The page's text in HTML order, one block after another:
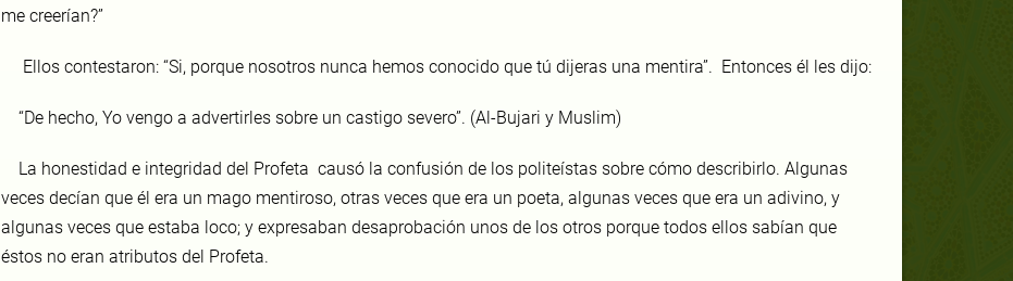
me creerían?”
Ellos contestaron: “Si, porque nosotros nunca hemos conocido que tú dijeras una mentira”. Entonces él les dijo:
“De hecho, Yo vengo a advertirles sobre un castigo severo”. (Al-Bujari y Muslim)
La honestidad e integridad del Profeta causó la confusión de los politeístas sobre cómo describirlo. Algunas
veces decían que él era un mago mentiroso, otras veces que era un poeta, algunas veces que era un adivino, y
algunas veces que estaba loco; y expresaban desaprobación unos de los otros porque todos ellos sabían que
éstos no eran atributos del Profeta.